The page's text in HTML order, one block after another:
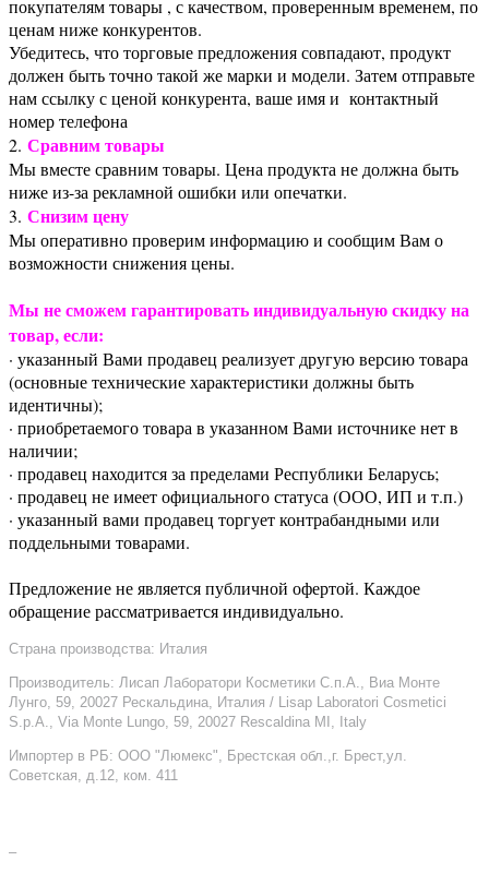
покупателям товары , с качеством, проверенным временем, по
ценам ниже конкурентов.
Убедитесь, что торговые предложения совпадают, продукт
должен быть точно такой же марки и модели. Затем отправьте
нам ссылку с ценой конкурента, ваше имя и контактный
номер телефона
2. Сравним товары
Мы вместе сравним товары. Цена продукта не должна быть
ниже из-за рекламной ошибки или опечатки.
3. Снизим цену
Мы оперативно проверим информацию и сообщим Вам о
возможности снижения цены.
Мы не сможем гарантировать индивидуальную скидку на
товар, если:
· указанный Вами продавец реализует другую версию товара
(основные технические характеристики должны быть
идентичны);
· приобретаемого товара в указанном Вами источнике нет в
наличии;
· продавец находится за пределами Республики Беларусь;
· продавец не имеет официального статуса (ООО, ИП и т.п.)
· указанный вами продавец торгует контрабандными или
поддельными товарами.
Предложение не является публичной офертой. Каждое
обращение рассматривается индивидуально.
Страна производства: Италия
Производитель: Лисап Лаборатори Косметики С.п.А., Виа Монте
Лунго, 59, 20027 Рескальдина, Италия / Lisap Laboratori Cosmetici
S.p.A., Via Monte Lungo, 59, 20027 Rescaldina MI, Italy
Импортер в РБ: ООО "Люмекс", Брестская обл.,г. Брест,ул.
Советская, д.12, ком. 411
–